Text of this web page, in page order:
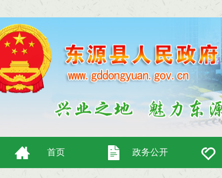
首页 政务公开